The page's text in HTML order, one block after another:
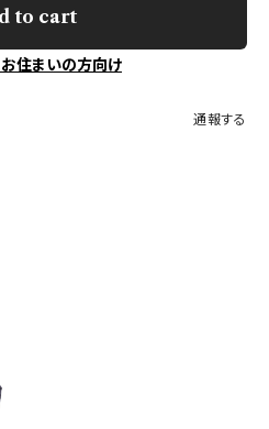
to cart
住まいの方向け
通報する